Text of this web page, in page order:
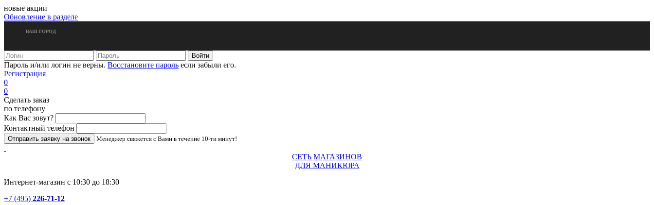
новые акции
Обновление в разделе
ВАШ ГОРОД
Пароль и/или логин не верны. Восстановите пароль если забыли его.
Регистрация
0
0
Сделать заказ
по телефону
Как Вас зовут?
Контактный телефон
Менеджер свяжется с Вами в течение 10-ти минут!
СЕТЬ МАГАЗИНОВ
ДЛЯ МАНИКЮРА
Интернет-магазин с 10:30 до 18:30
+7 (495) 226-71-12